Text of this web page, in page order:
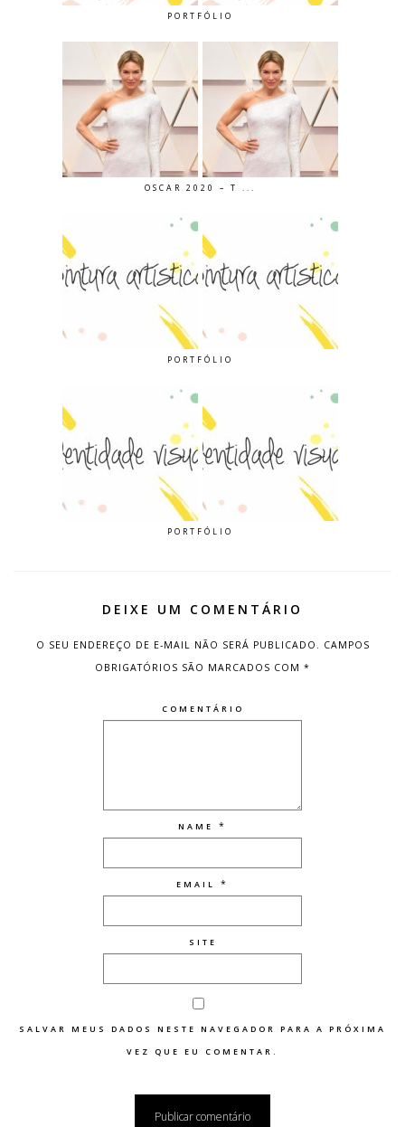
PORTFÓLIO
OSCAR 2020 – T ...
PORTFÓLIO
PORTFÓLIO
DEIXE UM COMENTÁRIO
O SEU ENDEREÇO DE E-MAIL NÃO SERÁ PUBLICADO.
CAMPOS
OBRIGATÓRIOS SÃO MARCADOS COM *
COMENTÁRIO
NAME *
EMAIL *
SITE
SALVAR MEUS DADOS NESTE NAVEGADOR PARA A PRÓXIMA
VEZ QUE EU COMENTAR.